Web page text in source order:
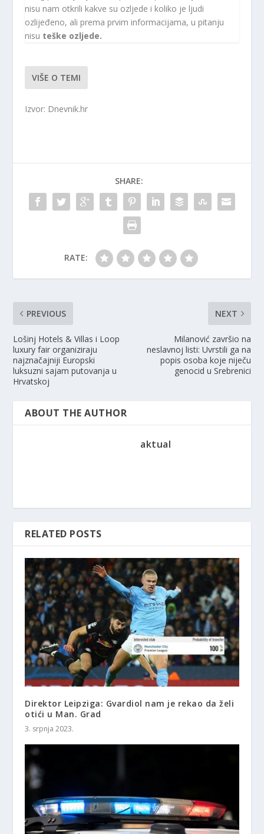
nisu nam otkrili kakve su ozljede i koliko je ljudi
ozlijeđeno, ali prema prvim informacijama, u pitanju
nisu teške ozljede.
VIŠE O TEMI
Izvor: Dnevnik.hr
SHARE:
RATE:
PREVIOUS
Lošinj Hotels & Villas i Loop
luxury fair organiziraju
najznačajniji Europski
luksuzni sajam putovanja u
Hrvatskoj
NEXT
Milanović završio na
neslavnoj listi: Uvrstili ga na
popis osoba koje niječu
genocid u Srebrenici
ABOUT THE AUTHOR
aktual
RELATED POSTS
Direktor Leipziga: Gvardiol nam je rekao da želi
otići u Man. Grad
3. srpnja 2023.